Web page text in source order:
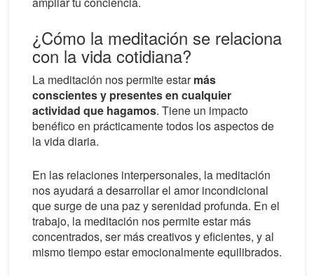
¿Cómo la meditación se relaciona
con la vida cotidiana?
La meditación nos permite estarmás
conscientes y presentes en cualquier
actividad que hagamos. Tiene un impacto
benéfico en prácticamente todos los aspectos de
la vida diaria.
En las relaciones interpersonales, la meditación
nos ayudará a desarrollar el amor incondicional
que surge de una paz y serenidad profunda. En el
trabajo, la meditación nos permite estar más
concentrados, ser más creativos y eficientes, y al
mismo tiempo estar emocionalmente equilibrados.